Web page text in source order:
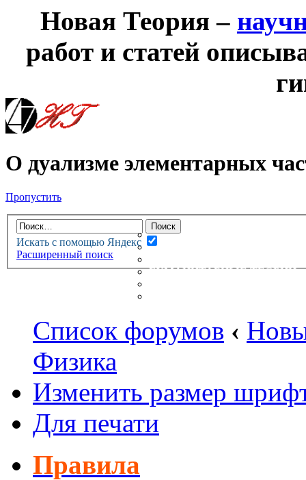
Новая Теория –
работ и статей
О дуализме элементарных
Пропустить
Искать с помощью Яндекс
Расширенный поиск
НОВАЯ ТЕОРИЯФОРУМ
НОВЫЕ СООБЩЕНИЯ
НЕПРОЧИТАННЫЕ
ГУМАНИТАРНЫЕ ТЕОРИИ
Список форумов ‹
Физика
Изменить размер
Для печати
Правила